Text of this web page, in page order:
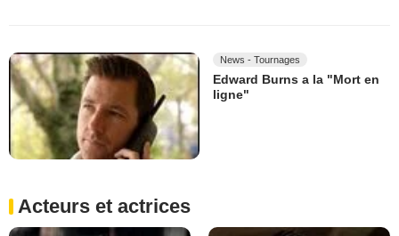
News - Tournages
Edward Burns a la "Mort en
ligne"
Acteurs et actrices